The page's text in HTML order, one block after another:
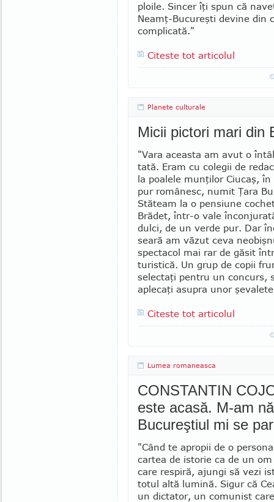
ploile. Sincer îţi spun că
Neamţ-Bucureşti devine din
complicată."
Citeste tot articolul
Planete culturale
Micii pictori mari din
"Vara aceasta am avut o
tată. Eram cu colegii de
la poalele munţilor Ciucaş,
pur românesc, numit Ţara
Stăteam la o pensiune
Brădet, într-o vale
dulci, de un verde pur. Dar
seară am văzut ceva
spectacol mai rar de găsit
turistică. Un grup de co­pii
selectaţi pentru un concurs,
aplecaţi asupra unor
Citeste tot articolul
Lumea romaneasca
CONSTANTIN
este acasă. M-am
Bucureştiul mi se
"Când te apropii de o
cartea de istorie ca de un
care respiră, ajungi să vezi
totul altă lumină. Sigur că
un dictator, un comunist